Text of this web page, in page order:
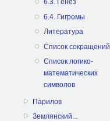
6.3. Генез
6.4. Гигромы
Литература
Список сокращений
Список логико-
математических
символов
Парилов
Землянский...